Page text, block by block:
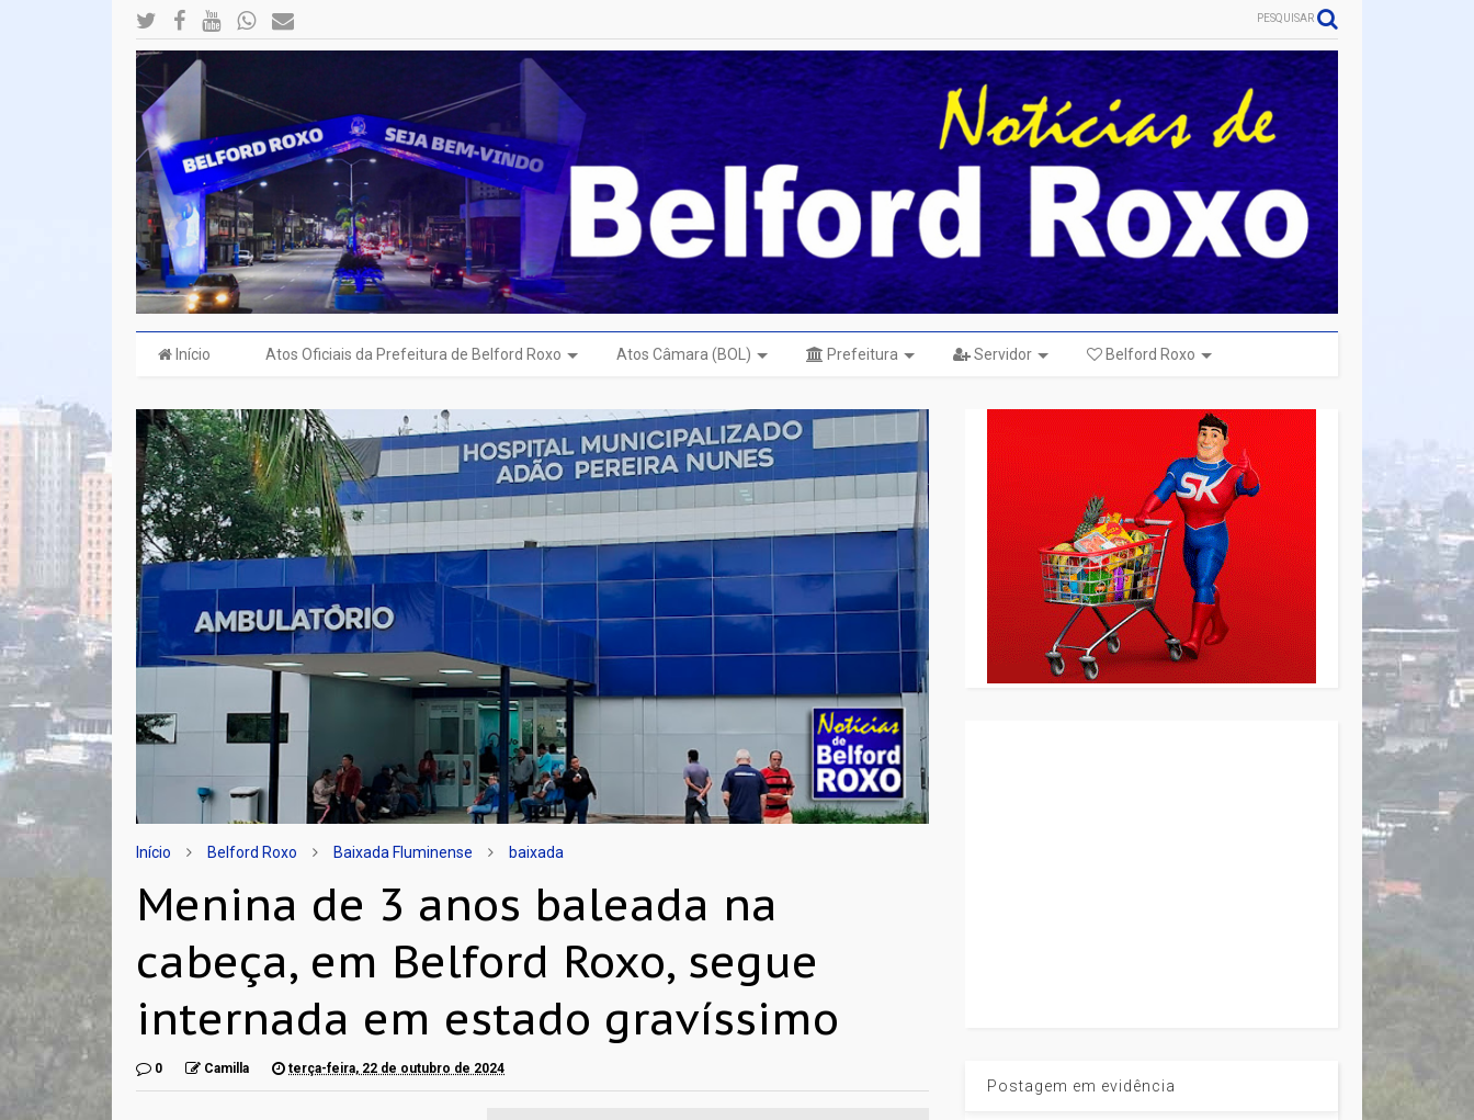
PESQUISAR
Início Atos Oficiais da Prefeitura de Belford Roxo Atos Câmara (BOL) Prefeitura Servidor Belford Roxo
Início Belford Roxo Baixada Fluminense baixada
Menina de 3 anos baleada na
cabeça, em Belford Roxo, segue
internada em estado gravíssimo
0 Camilla terça-feira, 22 de outubro de 2024
Postagem em evidência